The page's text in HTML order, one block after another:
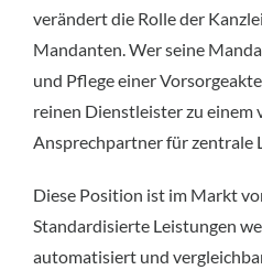
verändert die Rolle der
Mandanten. Wer seine
und Pflege einer
reinen Dienstleister zu einem
Ansprechpartner für zentrale
Diese Position ist im Markt
Standardisierte Leistungen
automatisiert und